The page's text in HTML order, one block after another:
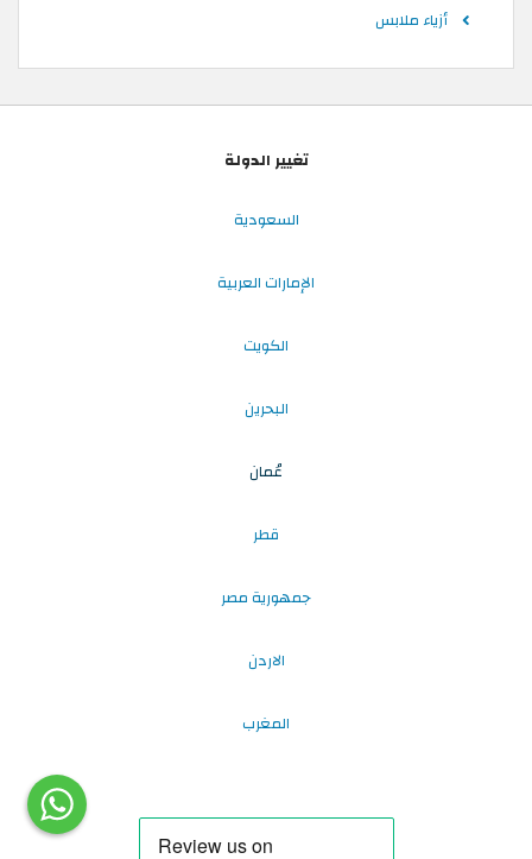
أزياء ملابس
تغيير الدولة
السعودية
الإمارات العربية
الكويت
البحرين
عُمان
قطر
جمهورية مصر
الاردن
المغرب